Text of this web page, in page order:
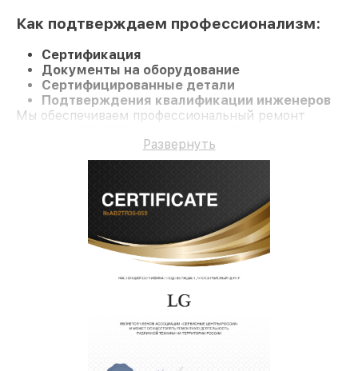
Как подтверждаем профессионализм:
Сертификация
Документы на оборудование
Сертифицированные детали
Подтверждения квалификации инженеров
Мы обеспечиваем профессиональный ремонт
Развернуть